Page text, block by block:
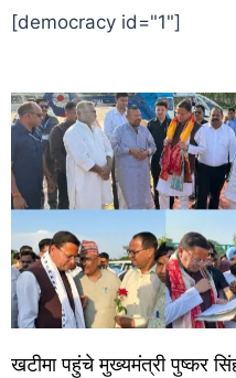
[democracy id="1"]
खटीमा पहुंचे मुख्यमंत्री पुष्कर